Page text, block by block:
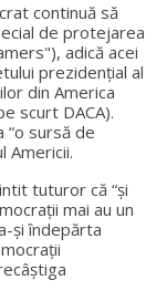
continuă să
de protejarea
adică acei
prezidenţial al
din America
scurt DACA).
“o sursă de
Americii.
tuturor că “şi
mai au un
și îndepărta